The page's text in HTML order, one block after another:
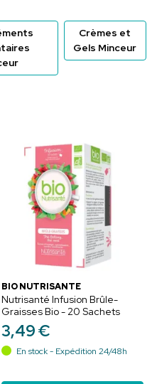
de poids
Crèmes et
Gels Minceur
BIO NUTRISANTÉ
Nutrisanté Infusion Brûle-
Graisses Bio - 20 Sachets
3,49€
En stock - Expédition 24/48h